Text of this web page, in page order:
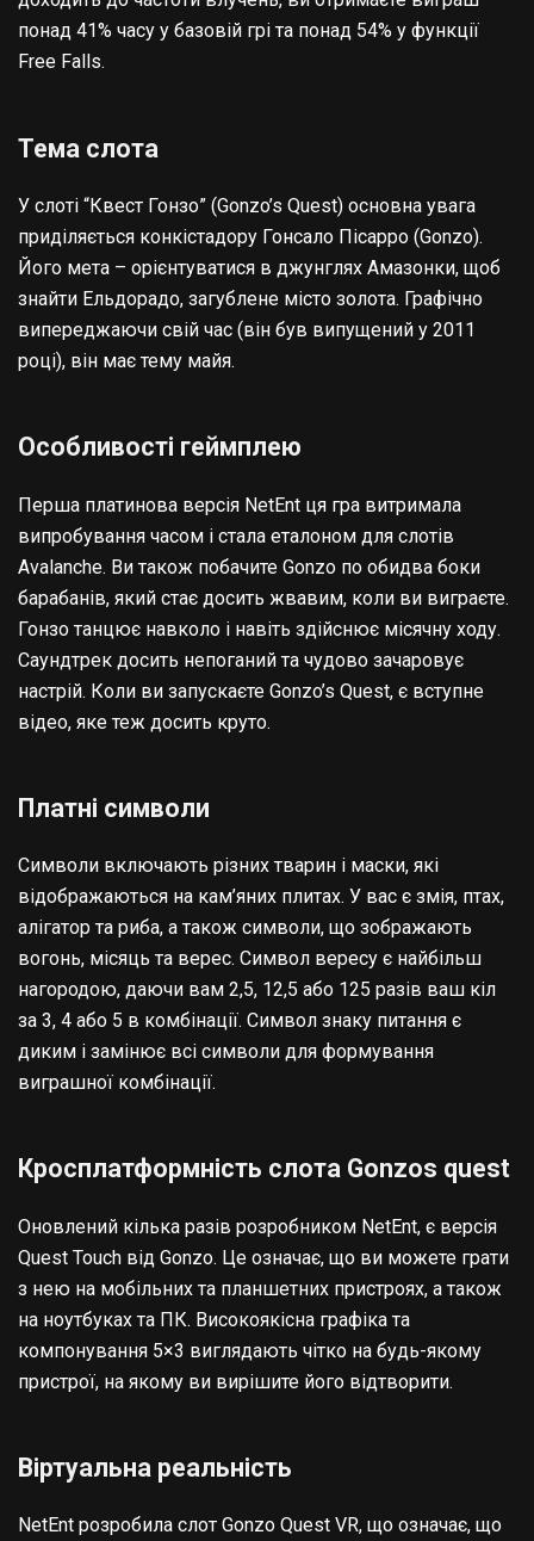
понад 41% часу у базовій грі та понад 54% у функції
Free Falls.
Тема слота
У слоті “Квест Гонзо” (Gonzo’s Quest) основна увага
приділяється конкістадору Гонсало Пісарро (Gonzo).
Його мета – орієнтуватися в джунглях Амазонки, щоб
знайти Ельдорадо, загублене місто золота. Графічно
випереджаючи свій час (він був випущений у 2011
році), він має тему майя.
Особливості геймплею
Перша платинова версія NetEnt ця гра витримала
випробування часом і стала еталоном для слотів
Avalanche. Ви також побачите Gonzo по обидва боки
барабанів, який стає досить жвавим, коли ви виграєте.
Гонзо танцює навколо і навіть здійснює місячну ходу.
Саундтрек досить непоганий та чудово зачаровує
настрій. Коли ви запускаєте Gonzo’s Quest, є вступне
відео, яке теж досить круто.
Платні символи
Символи включають різних тварин і маски, які
відображаються на кам’яних плитах. У вас є змія, птах,
алігатор та риба, а також символи, що зображають
вогонь, місяць та верес. Символ вересу є найбільш
нагородою, даючи вам 2,5, 12,5 або 125 разів ваш кіл
за 3, 4 або 5 в комбінації. Символ знаку питання є
диким і замінює всі символи для формування
виграшної комбінації.
Кросплатформність слота Gonzos quest
Оновлений кілька разів розробником NetEnt, є версія
Quest Touch від Gonzo. Це означає, що ви можете грати
з нею на мобільних та планшетних пристроях, а також
на ноутбуках та ПК. Високоякісна графіка та
компонування 5×3 виглядають чітко на будь-якому
пристрої, на якому ви вирішите його відтворити.
Віртуальна реальність
NetEnt розробила слот Gonzo Quest VR, що означає, що